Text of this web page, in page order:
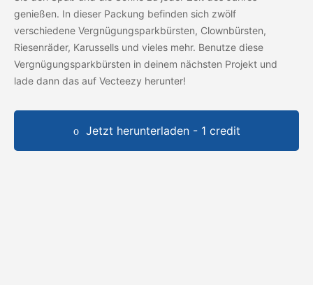
genießen. In dieser Packung befinden sich zwölf
verschiedene Vergnügungsparkbürsten, Clownbürsten,
Riesenräder, Karussells und vieles mehr. Benutze diese
Vergnügungsparkbürsten in deinem nächsten Projekt und
lade dann das auf Vecteezy herunter!
Jetzt herunterladen - 1 credit